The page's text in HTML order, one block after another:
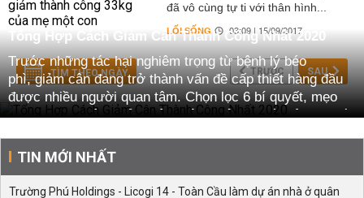
đã vô cùng tự ti với thân hình...
LỐI SỐNG 03:09 | 15/09/2017
TÌM THEO NGÀY TRƯỚC SAU
Tổng Hợp Cách Giảm Cân Thành Công Nhất 2020
Trước những tác hại nghiêm trọng từ bệnh lý béo
phì, giảm cân đang trở thành vấn đề cấp thiết hàng đầu
được nhiều người quan tâm. Chọn lọc 6 bí quyết, mẹo
hay, kinh nghiệmgiảm cân thành côngdưới đây sẽ giúp
Sline quyến rũ. Mời các bạn cùng tham khảo.
Các nguyên tắc giảm cân thành công an toàn, nhanh
chóng
TIN MỚI NHẤT
Trường Phú Holdings - Licogi 14 - Toàn Cầu làm dự án nhà ở quân